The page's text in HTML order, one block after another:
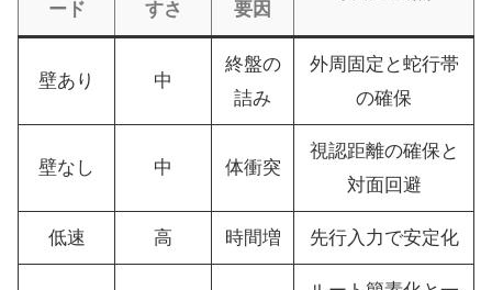
ード
すさ
要因
壁あり 中
終盤の
詰み
外周固定と蛇行帯
の確保
壁なし 中 体衝突
視認距離の確保と
対面回避
低速 高 時間増 先行入力で安定化